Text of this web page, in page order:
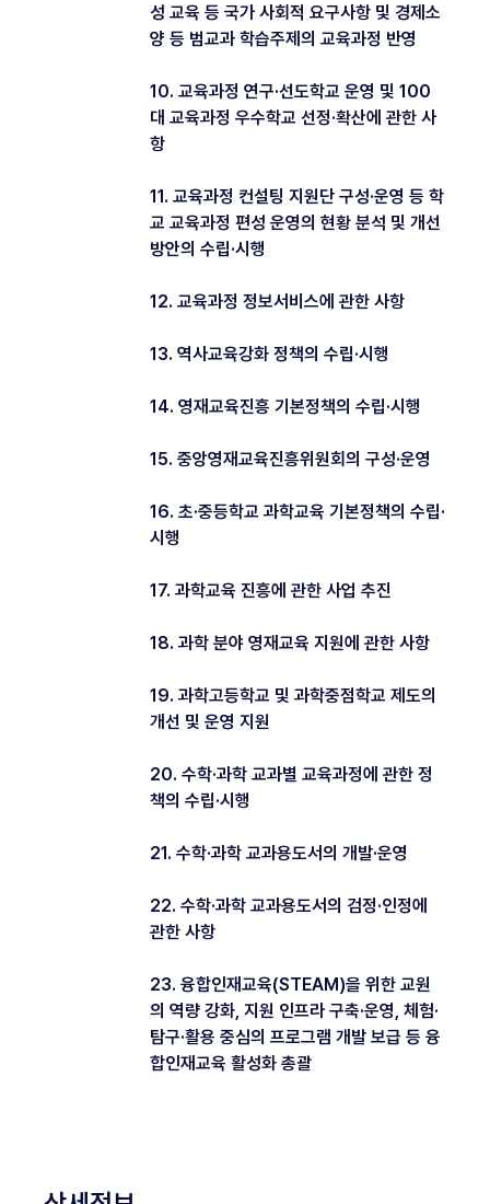
성 교육 등 국가 사회적 요구사항 및 경제소
양 등 범교과 학습주제의 교육과정 반영
10. 교육과정 연구·선도학교 운영 및 100
대 교육과정 우수학교 선정·확산에 관한 사
항
11. 교육과정 컨설팅 지원단 구성·운영 등 학
교 교육과정 편성 운영의 현황 분석 및 개선
방안의 수립·시행
12. 교육과정 정보서비스에 관한 사항
13. 역사교육강화 정책의 수립·시행
14. 영재교육진흥 기본정책의 수립·시행
15. 중앙영재교육진흥위원회의 구성·운영
16. 초·중등학교 과학교육 기본정책의 수립·
시행
17. 과학교육 진흥에 관한 사업 추진
18. 과학 분야 영재교육 지원에 관한 사항
19. 과학고등학교 및 과학중점학교 제도의
개선 및 운영 지원
20. 수학·과학 교과별 교육과정에 관한 정
책의 수립·시행
21. 수학·과학 교과용도서의 개발·운영
22. 수학·과학 교과용도서의 검정·인정에
관한 사항
23. 융합인재교육(STEAM)을 위한 교원
의 역량 강화, 지원 인프라 구축·운영, 체험·
탐구·활용 중심의 프로그램 개발 보급 등 융
합인재교육 활성화 총괄